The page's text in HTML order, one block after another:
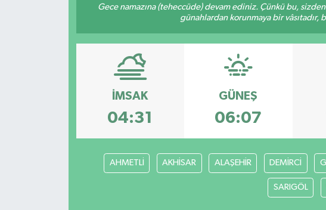
Gece namazına (teheccüde) devam ediniz. Çünkü bu,
günahlardan korunmaya bir vâsıtadır,
İMSAK
04:31
GÜNEŞ
06:07
AHMETLİ AKHİSAR ALAŞEHİR DEMİRCİ
SARIGÖL